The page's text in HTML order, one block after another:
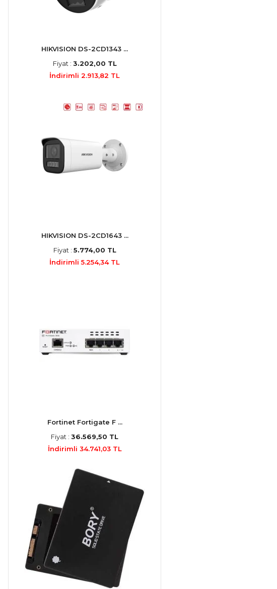
HIKVISION DS-2CD1343 ...
Fiyat : 3.202,00 TL
İndirimli 2.913,82 TL
HIKVISION DS-2CD1643 ...
Fiyat : 5.774,00 TL
İndirimli 5.254,34 TL
Fortinet Fortigate F ...
Fiyat : 36.569,50 TL
İndirimli 34.741,03 TL